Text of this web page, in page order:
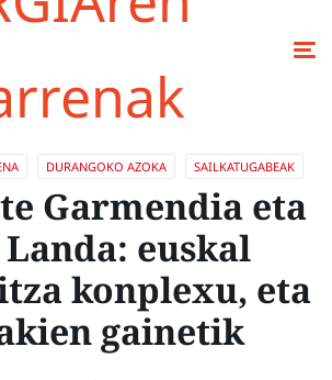
DURANGOKO AZOKA SAILKATUGABEAK
Garmendia eta
Landa: euskal
konplexu, eta
gainetik